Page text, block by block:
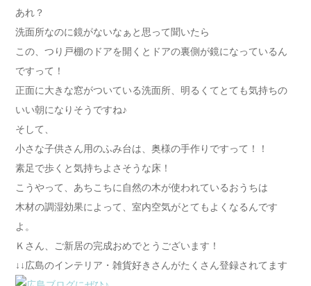
あれ？
洗面所なのに鏡がないなぁと思って聞いたら
この、つり戸棚のドアを開くとドアの裏側が鏡になっているん
ですって！
正面に大きな窓がついている洗面所、明るくてとても気持ちの
いい朝になりそうですね♪
そして、
小さな子供さん用のふみ台は、奥様の手作りですって！！
素足で歩くと気持ちよさそうな床！
こうやって、あちこちに自然の木が使われているおうちは
木材の調湿効果によって、室内空気がとてもよくなるんです
よ。
Ｋさん、ご新居の完成おめでとうございます！
↓↓広島のインテリア・雑貨好きさんがたくさん登録されてます